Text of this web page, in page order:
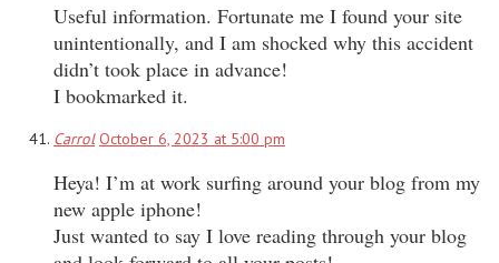
Useful information. Fortunate me I found your site
unintentionally, and I am shocked why this accident
didn’t took place in advance!
I bookmarked it.
Carrol October 6, 2023 at 5:00 pm
Heya! I’m at work surfing around your blog from my
new apple iphone!
Just wanted to say I love reading through your blog